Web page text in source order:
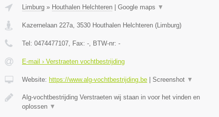
Limburg » Houthalen Helchteren Google maps ▼
Kazernelaan 227a, 3530 Houthalen Helchteren (Limburg)
Tel: 0474477107, Fax: -, BTW-nr: -
E-mail › Verstraeten vochtbestrijding
Website: https://www.alg-vochtbestrijding.be Screenshot ▼
Alg-vochtbestrijding Verstraeten wij staan in voor het vinden en
oplossen ▼